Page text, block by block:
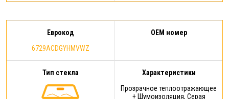
Еврокод
6729ACDGYHMVWZ
OEM номер
Тип стекла
Характеристики
Прозрачное теплоотражающее
+ Шумоизоляция, Серая